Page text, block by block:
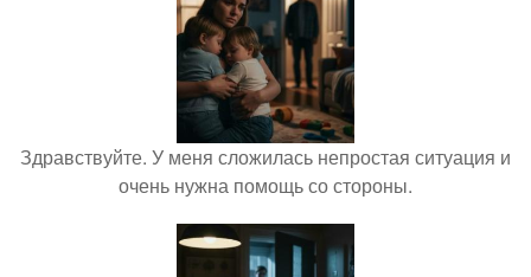
Здравствуйте. У меня сложилась непростая ситуация и
очень нужна помощь со стороны.